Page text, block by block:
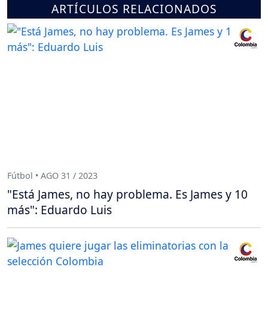
ARTÍCULOS RELACIONADOS
Fútbol • AGO 31 / 2023
"Está James, no hay problema. Es James y 10
más": Eduardo Luis